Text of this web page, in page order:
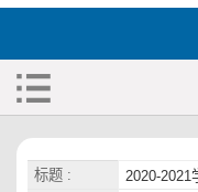
标题 :
2020-2021